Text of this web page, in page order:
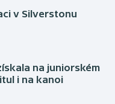
v Silverstonu
na juniorském
i na kanoi